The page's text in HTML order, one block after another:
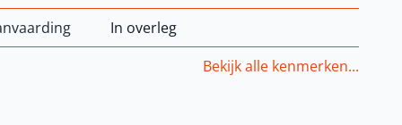
In overleg
Bekijk alle kenmerken...